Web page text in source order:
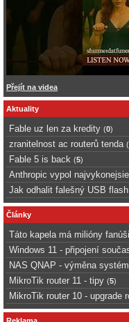
Přejít na videa
Aktuality
Fable uz len za kredity (0)
zranitelnost ac routerů tenda (
Fable 5 is back (5)
Anthropic vypol
Jak odhalit falešný USB
Články
Táto kapela má milióny
Windows 11 - připojení
NAS QNAP - výměna
MikroTik router 11 - tipy (5)
MikroTik router 10 - upgrade